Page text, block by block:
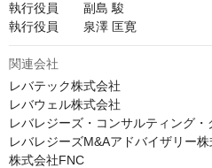
執行役員　　副島 駿
執行役員　　泉澤 匡寛
関連会社
レバテック株式会社
レバウェル株式会社
レバレジーズ・コンサルティング・
レバレジーズM&Aアドバイザリー株
株式会社FNC